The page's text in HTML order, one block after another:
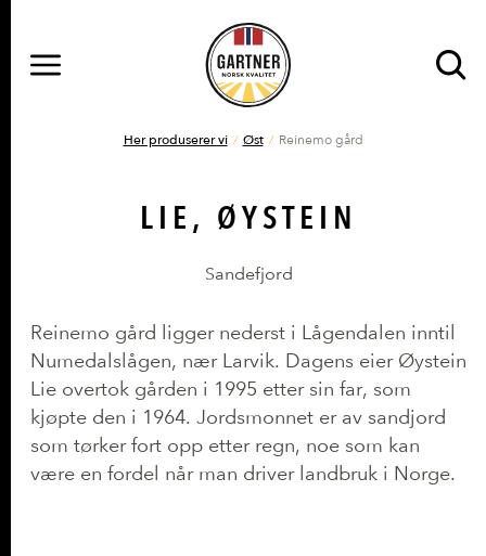
DU ER HERHer produserer vi Øst Reinemo gård
LIE, ØYSTEIN
Sandefjord
Reinemo gård ligger nederst i Lågendalen inntil
Numedalslågen, nær Larvik. Dagens eier Øystein
Lie overtok gården i 1995 etter sin far, som
kjøpte den i 1964. Jordsmonnet er av sandjord
som tørker fort opp etter regn, noe som kan
være en fordel når man driver landbruk i Norge.